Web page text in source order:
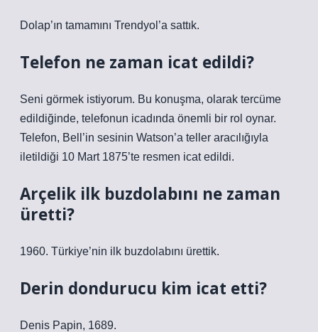
Dolap’ın tamamını Trendyol’a sattık.
Telefon ne zaman icat edildi?
Seni görmek istiyorum. Bu konuşma, olarak tercüme
edildiğinde, telefonun icadında önemli bir rol oynar.
Telefon, Bell’in sesinin Watson’a teller aracılığıyla
iletildiği 10 Mart 1875’te resmen icat edildi.
Arçelik ilk buzdolabını ne zaman
üretti?
1960. Türkiye’nin ilk buzdolabını ürettik.
Derin dondurucu kim icat etti?
Denis Papin, 1689.